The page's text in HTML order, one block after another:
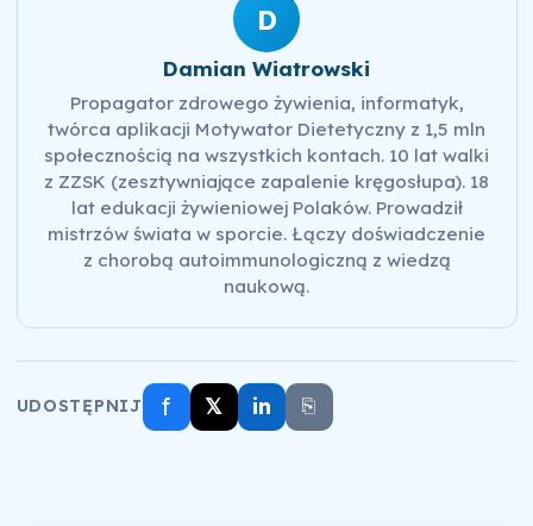
D
Damian Wiatrowski
Propagator zdrowego żywienia, informatyk,
twórca aplikacji Motywator Dietetyczny z 1,5 mln
społecznością na wszystkich kontach. 10 lat walki
z ZZSK (zesztywniające zapalenie kręgosłupa). 18
lat edukacji żywieniowej Polaków. Prowadził
mistrzów świata w sporcie. Łączy doświadczenie
z chorobą autoimmunologiczną z wiedzą
naukową.
UDOSTĘPNIJ f 𝕏 in ⎘